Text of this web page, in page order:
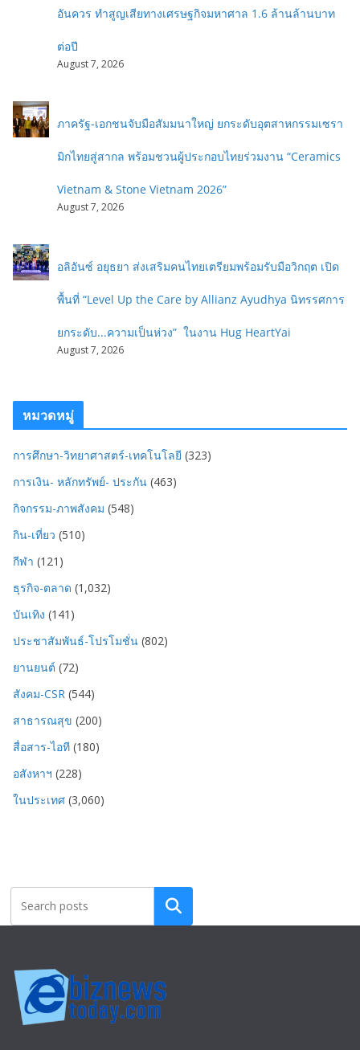
อันควร ทำสูญเสียทางเศรษฐกิจมหาศาล 1.6 ล้านล้านบาท
ต่อปี
August 7, 2026
ภาครัฐ-เอกชนจับมือสัมมนาใหญ่ ยกระดับอุตสาหกรรมเซรา
มิกไทยสู่สากล พร้อมชวนผู้ประกอบไทยร่วมงาน “Ceramics
Vietnam & Stone Vietnam 2026”
August 7, 2026
อลิอันซ์ อยุธยา ส่งเสริมคนไทยเตรียมพร้อมรับมือวิกฤต เปิด
พื้นที่ “Level Up the Care by Allianz Ayudhya นิทรรศการ
ยกระดับ...ความเป็นห่วง” ในงาน Hug HeartYai
August 7, 2026
หมวดหมู่
การศึกษา-วิทยาศาสตร์-เทคโนโลยี (323)
การเงิน- หลักทรัพย์- ประกัน (463)
กิจกรรม-ภาพสังคม (548)
กิน-เที่ยว (510)
กีฬา (121)
ธุรกิจ-ตลาด (1,032)
บันเทิง (141)
ประชาสัมพันธ์-โปรโมชั่น (802)
ยานยนต์ (72)
สังคม-CSR (544)
สาธารณสุข (200)
สื่อสาร-ไอที (180)
อสังหาฯ (228)
ในประเทศ (3,060)
Search